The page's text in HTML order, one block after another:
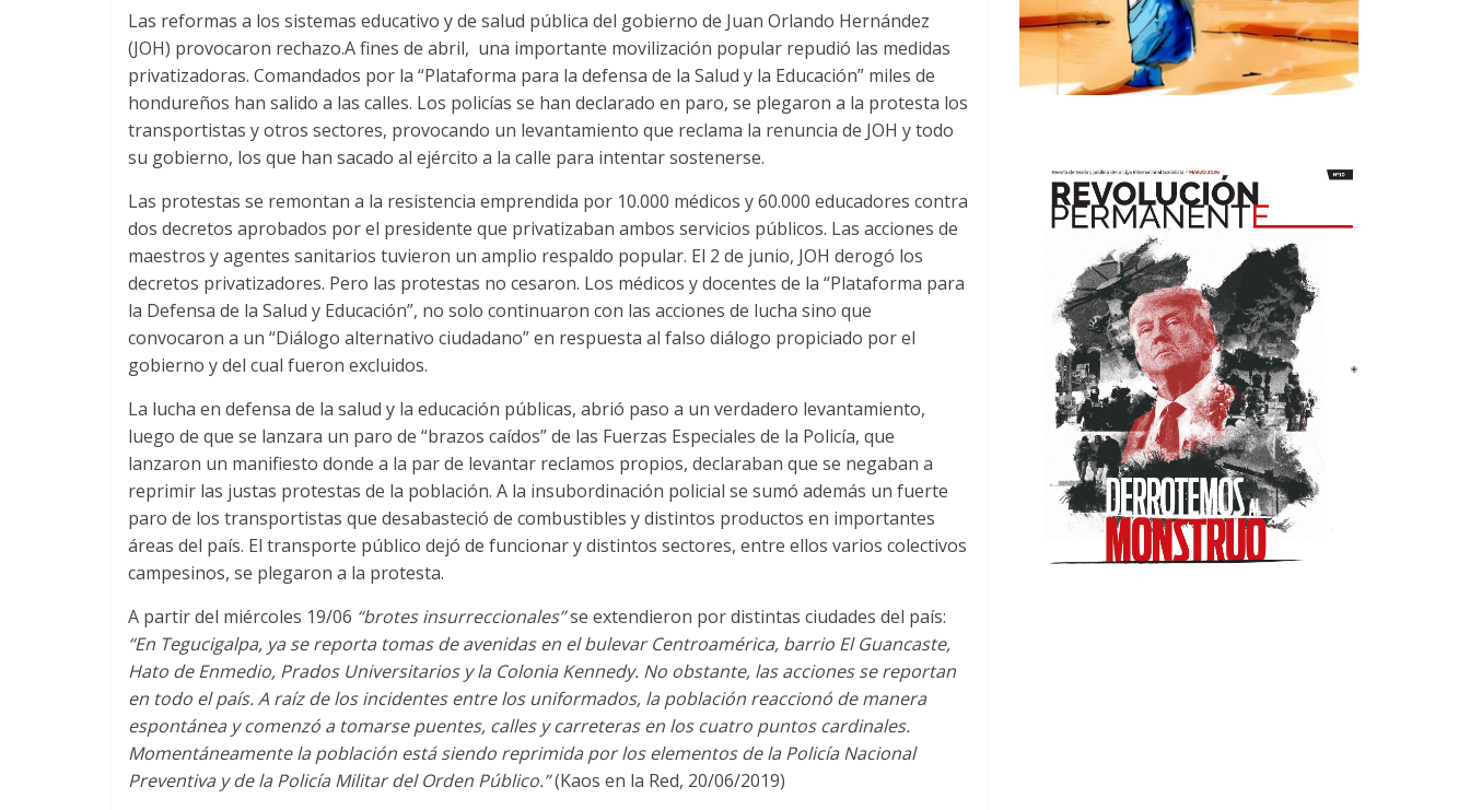
a
t
s
A
p
p
i
t
t
e
r
c
e
b
o
o
k
Las reformas a los sistemas educativo y de salud pública del gobierno de Juan Orlando Hernández
(JOH) provocaron rechazo.A fines de abril, una importante movilización popular repudió las medidas
privatizadoras. Comandados por la “Plataforma para la defensa de la Salud y la Educación” miles de
hondureños han salido a las calles. Los policías se han declarado en paro, se plegaron a la protesta los
transportistas y otros sectores, provocando un levantamiento que reclama la renuncia de JOH y todo
su gobierno, los que han sacado al ejército a la calle para intentar sostenerse.
Las protestas se remontan a la resistencia emprendida por 10.000 médicos y 60.000 educadores contra
dos decretos aprobados por el presidente que privatizaban ambos servicios públicos. Las acciones de
maestros y agentes sanitarios tuvieron un amplio respaldo popular. El 2 de junio, JOH derogó los
decretos privatizadores. Pero las protestas no cesaron. Los médicos y docentes de la “Plataforma para
la Defensa de la Salud y Educación”, no solo continuaron con las acciones de lucha sino que
convocaron a un “Diálogo alternativo ciudadano” en respuesta al falso diálogo propiciado por el
gobierno y del cual fueron excluidos.
La lucha en defensa de la salud y la educación públicas, abrió paso a un verdadero levantamiento,
luego de que se lanzara un paro de “brazos caídos” de las Fuerzas Especiales de la Policía, que
lanzaron un manifiesto donde a la par de levantar reclamos propios, declaraban que se negaban a
reprimir las justas protestas de la población. A la insubordinación policial se sumó además un fuerte
paro de los transportistas que desabasteció de combustibles y distintos productos en importantes
áreas del país. El transporte público dejó de funcionar y distintos sectores, entre ellos varios colectivos
campesinos, se plegaron a la protesta.
A partir del miércoles 19/06 “brotes insurreccionales”se extendieron por distintas ciudades del país:
“En Tegucigalpa, ya se reporta tomas de avenidas en el bulevar Centroamérica, barrio El Guancaste,
Hato de Enmedio, Prados Universitarios y la Colonia Kennedy. No obstante, las acciones se reportan
en todo el país. A raíz de los incidentes entre los uniformados, la población reaccionó de manera
espontánea y comenzó a tomarse puentes, calles y carreteras en los cuatro puntos cardinales.
Momentáneamente la población está siendo reprimida por los elementos de la Policía Nacional
Preventiva y de la Policía Militar del Orden Público.”(Kaos en la Red, 20/06/2019)